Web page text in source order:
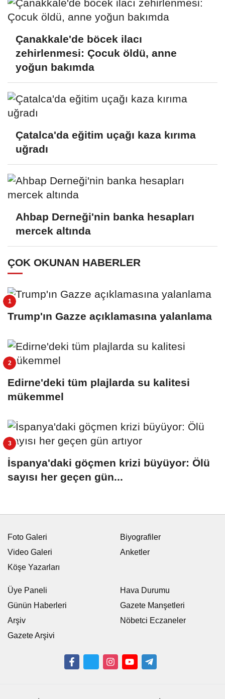
Çanakkale'de böcek ilacı
zehirlenmesi: Çocuk öldü, anne
yoğun bakımda
Çatalca'da eğitim uçağı kaza kırıma
uğradı
Ahbap Derneği'nin banka hesapları
mercek altında
ÇOK OKUNAN HABERLER
Trump'ın Gazze açıklamasına yalanlama
Edirne'deki tüm plajlarda su kalitesi
mükemmel
İspanya'daki göçmen krizi büyüyor: Ölü
sayısı her geçen gün...
Foto Galeri
Video Galeri
Köşe Yazarları
Biyografiler
Anketler
Üye Paneli
Günün Haberleri
Arşiv
Gazete Arşivi
Hava Durumu
Gazete Manşetleri
Nöbetci Eczaneler